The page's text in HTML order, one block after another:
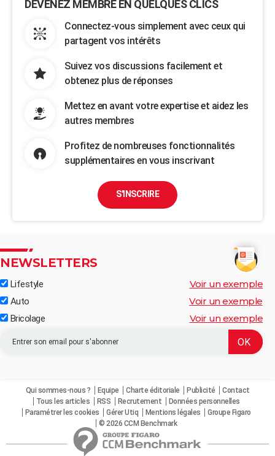
DEVENEZ MEMBRE EN QUELQUES CLICS
Connectez-vous simplement avec ceux qui
partagent vos intérêts
Suivez vos discussions facilement et
obtenez plus de réponses
Mettez en avant votre expertise et aidez les
autres membres
Profitez de nombreuses fonctionnalités
supplémentaires en vous inscrivant
S'INSCRIRE
NEWSLETTERS
Lifestyle Voir un exemple
Auto Voir un exemple
Bricolage Voir un exemple
Qui sommes-nous ? Equipe Charte éditoriale Publicité
Contact
Tous les articles
RSS Recrutement
Données personnelles
Paramétrer les cookies
Gérer Utiq Mentions légales
Groupe Figaro
© 2026 CCM Benchmark